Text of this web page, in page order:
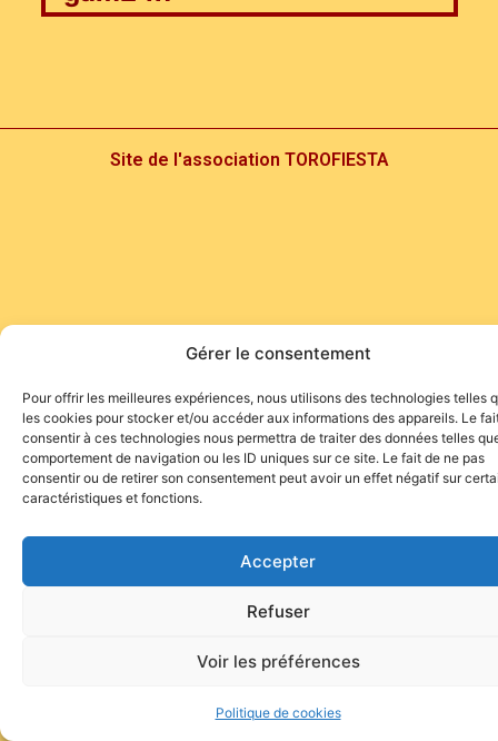
Gérer le consentement
Pour offrir les meilleures expériences, nous utilisons des technologies telles
les cookies pour stocker et/ou accéder aux informations des appareils. Le
consentir à ces technologies nous permettra de traiter des données telles
comportement de navigation ou les ID uniques sur ce site. Le fait de ne pas
consentir ou de retirer son consentement peut avoir un effet négatif sur
caractéristiques et fonctions.
Accepter
Refuser
Voir les préférences
Politique de cookies
Site de l'association TOROFIESTA